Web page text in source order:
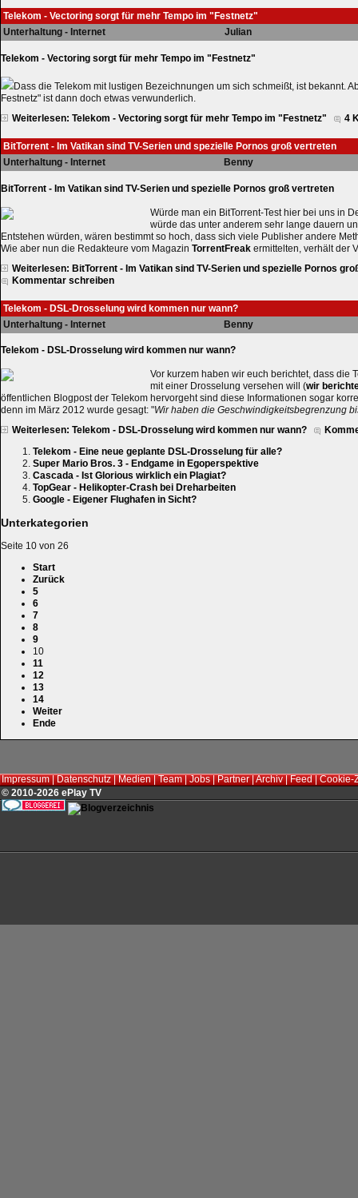
Telekom - Vectoring sorgt für mehr Tempo im "Festnetz"
Unterhaltung - Internet
Julian
Telekom - Vectoring sorgt für mehr Tempo im "Festnetz"
Dass die Telekom mit lustigen Bezeichnungen um sich schmeißt, ist bekannt.
Festnetz" ist dann doch etwas verwunderlich.
Weiterlesen: Telekom - Vectoring sorgt für mehr Tempo im "Festnetz"
4
BitTorrent - Im Vatikan sind TV-Serien und spezielle Pornos groß vertreten
Unterhaltung - Internet
Benny
BitTorrent - Im Vatikan sind TV-Serien und spezielle Pornos groß vertreten
Würde man ein BitTorrent-Test hier bei uns in
würde das unter anderem sehr lange dauern
Entstehen würden, wären bestimmt so hoch, dass sich viele Publisher andere
Wie aber nun die Redakteure vom Magazin TorrentFreak ermittelten, verhält der
Weiterlesen: BitTorrent - Im Vatikan sind TV-Serien und spezielle Pornos
Kommentar schreiben
Telekom - DSL-Drosselung wird kommen nur wann?
Unterhaltung - Internet
Benny
Telekom - DSL-Drosselung wird kommen nur wann?
Vor kurzem haben wir euch berichtet, dass die
mit einer Drosselung versehen will (wir
öffentlichen Blogpost der Telekom hervorgeht sind diese Informationen sogar
denn im März 2012 wurde gesagt: "Wir haben die Geschwindigkeitsbegrenzung
Weiterlesen: Telekom - DSL-Drosselung wird kommen nur wann?
Telekom - Eine neue geplante DSL-Drosselung für alle?
Super Mario Bros. 3 - Endgame in Egoperspektive
Cascada - Ist Glorious wirklich ein Plagiat?
TopGear - Helikopter-Crash bei Dreharbeiten
Google - Eigener Flughafen in Sicht?
Unterkategorien
Seite 10 von 26
Start
Zurück
5
6
7
8
9
10
11
12
13
14
Weiter
Ende
Impressum|Datenschutz|Medien|Team|Jobs|Partner|Archiv|Feed|Cookie-
© 2010-2026 ePlay TV